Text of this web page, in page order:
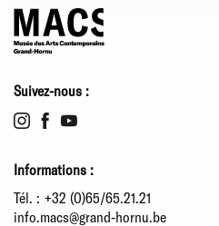
Suivez-nous :
Informations :
Tél. : +32 (0)65/65.21.21
info.macs@grand-hornu.be